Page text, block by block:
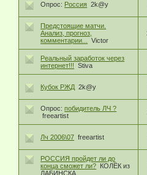
Опрос: Россия 2k@y
Предстоящие матчи.
Анализ, прогноз,
комментарии...
Victor
Реальный заработок через
интернет!!!
Stiva
Кубок РЖД 2k@y
Опрос: побидитель ЛЧ ?
freeartist
Лч 2006\07 freeartist
РОССИЯ пройдет ли до
конца сможет ли? КОЛЁК из
ЛАБИНСКА